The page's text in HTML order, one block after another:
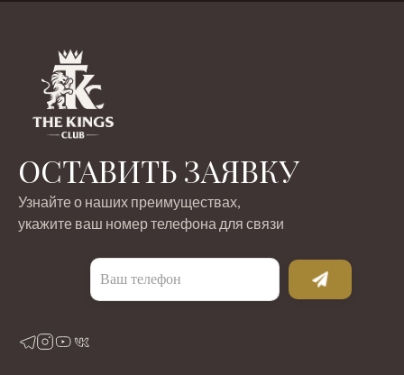
ОСТАВИТЬ ЗАЯВКУ
Узнайте о наших преимуществах,
укажите ваш номер телефона для связи